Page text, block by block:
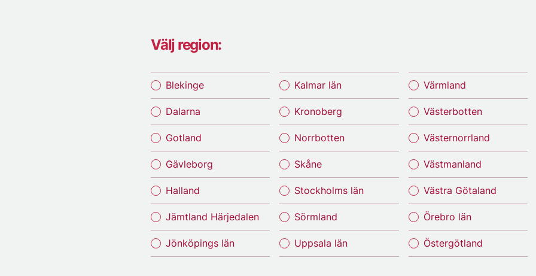
Välj region:
Blekinge
Dalarna
Gotland
Gävleborg
Halland
Jämtland Härjedalen
Jönköpings län
Kalmar län
Kronoberg
Norrbotten
Skåne
Stockholms län
Sörmland
Uppsala län
Värmland
Västerbotten
Västernorrland
Västmanland
Västra Götaland
Örebro län
Östergötland